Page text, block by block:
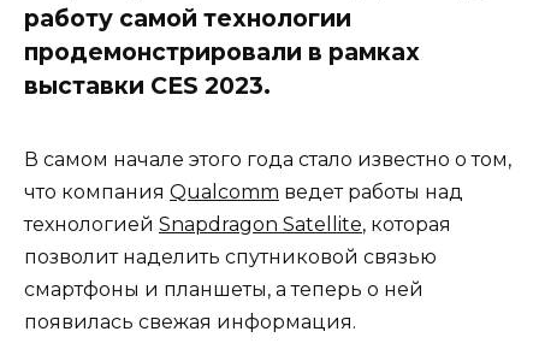
работу самой технологии
продемонстрировали в рамках
выставки CES 2023.
В самом начале этого года стало известно о том,
что компания Qualcomm ведет работы над
технологией Snapdragon Satellite, которая
позволит наделить спутниковой связью
смартфоны и планшеты, а теперь о ней
появилась свежая информация.